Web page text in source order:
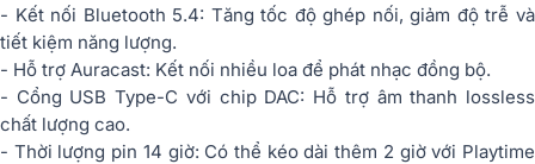
- Kết nối Bluetooth 5.4: Tăng tốc độ ghép nối, giảm độ trễ và
tiết kiệm năng lượng.
- Hỗ trợ Auracast: Kết nối nhiều loa để phát nhạc đồng bộ.
- Cổng USB Type-C với chip DAC: Hỗ trợ âm thanh lossless
chất lượng cao.
- Thời lượng pin 14 giờ: Có thể kéo dài thêm 2 giờ với Playtime